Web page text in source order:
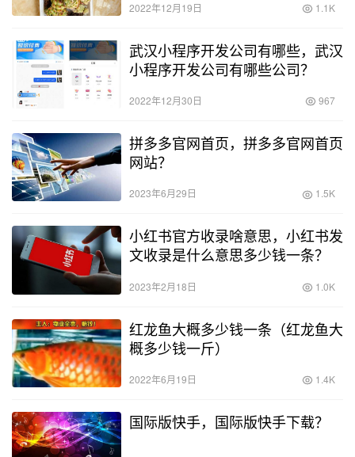
2022年12月19日 1.1K
武汉小程序开发公司有哪些，武汉
小程序开发公司有哪些公司？
2022年12月30日 967
拼多多官网首页，拼多多官网首页
网站？
2023年6月29日 1.5K
小红书官方收录啥意思，小红书发
文收录是什么意思多少钱一条？
2023年2月18日 1.0K
红龙鱼大概多少钱一条（红龙鱼大
概多少钱一斤）
2022年6月19日 1.4K
国际版快手，国际版快手下载？